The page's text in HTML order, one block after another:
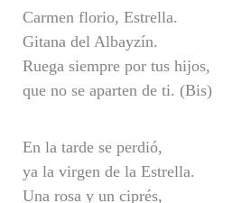
Carmen florio, Estrella.
Gitana del Albayzín.
Ruega siempre por tus hijos,
que no se aparten de ti. (Bis)
En la tarde se perdió,
ya la virgen de la Estrella.
Una rosa y un ciprés,